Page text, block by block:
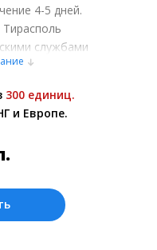
4-5 дней.
службами
в Москве.
Цены на
руб.= 2.68171
300 единиц.
и Европе.